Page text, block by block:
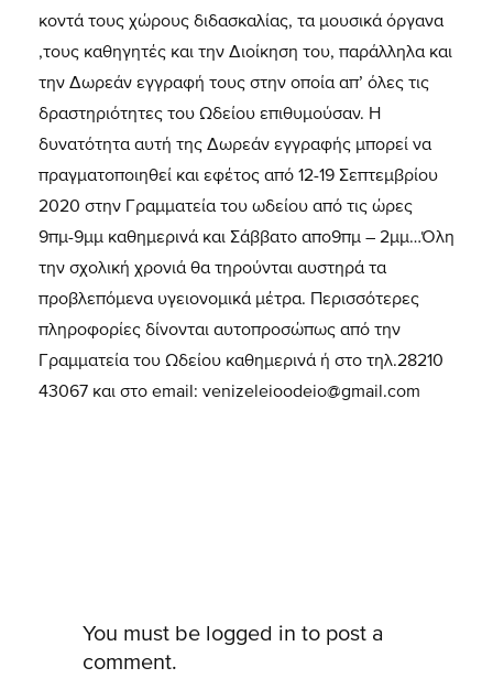
κοντά τους χώρους διδασκαλίας, τα μουσικά όργανα
,τους καθηγητές και την Διοίκηση του, παράλληλα και
την Δωρεάν εγγραφή τους στην οποία απ’ όλες τις
δραστηριότητες του Ωδείου επιθυμούσαν. Η
δυνατότητα αυτή της Δωρεάν εγγραφής μπορεί να
πραγματοποιηθεί και εφέτος από 12-19 Σεπτεμβρίου
2020 στην Γραμματεία του ωδείου από τις ώρες
9πμ-9μμ καθημερινά και Σάββατο απο9πμ – 2μμ…Όλη
την σχολική χρονιά θα τηρούνται αυστηρά τα
προβλεπόμενα υγειονομικά μέτρα. Περισσότερες
πληροφορίες δίνονται αυτοπροσώπως από την
Γραμματεία του Ωδείου καθημερινά ή στο τηλ.28210
43067 και στο email: venizeleioodeio@gmail.com
You must be logged in to post a
comment.